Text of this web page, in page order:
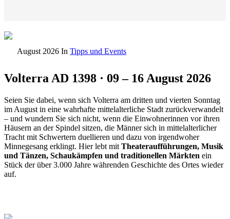
August 2026 In Tipps und Events
Volterra AD 1398 · 09 – 16 August 2026
Seien Sie dabei, wenn sich Volterra am dritten und vierten Sonntag
im August in eine wahrhafte mittelalterliche Stadt zurückverwandelt
– und wundern Sie sich nicht, wenn die Einwohnerinnen vor ihren
Häusern an der Spindel sitzen, die Männer sich in mittelalterlicher
Tracht mit Schwertern duellieren und dazu von irgendwoher
Minnegesang erklingt. Hier lebt mit Theateraufführungen, Musik
und Tänzen, Schaukämpfen und traditionellen Märkten ein
Stück der über 3.000 Jahre währenden Geschichte des Ortes wieder
auf.